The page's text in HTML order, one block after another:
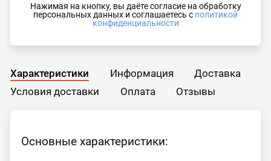
Нажимая на кнопку, вы даёте согласие на обработку
персональных данных и соглашаетесь с политикой
конфиденциальности
Характеристики Информация
Доставка
Условия доставки
Оплата Отзывы
Основные характеристики: